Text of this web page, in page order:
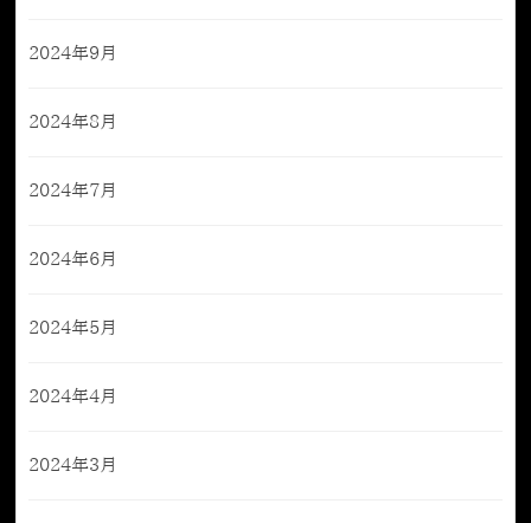
2024年9月
2024年8月
2024年7月
2024年6月
2024年5月
2024年4月
2024年3月